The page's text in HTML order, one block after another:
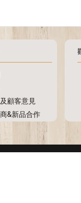
顧客意見
&新品合作